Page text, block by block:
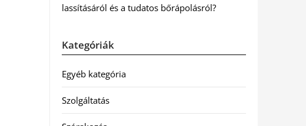
lassításáról és a tudatos bőrápolásról?
Kategóriák
Egyéb kategória
Szolgáltatás